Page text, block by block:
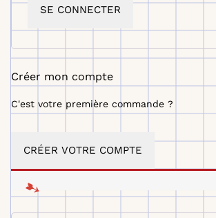
SE CONNECTER
Créer mon compte
C'est votre première commande ?
CRÉER VOTRE COMPTE